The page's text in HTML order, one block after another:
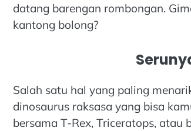
datang barengan rombongan.
kantong bolong?
Salah satu hal yang paling
dinosaurus raksasa yang bisa
bersama T-Rex, Triceratops,